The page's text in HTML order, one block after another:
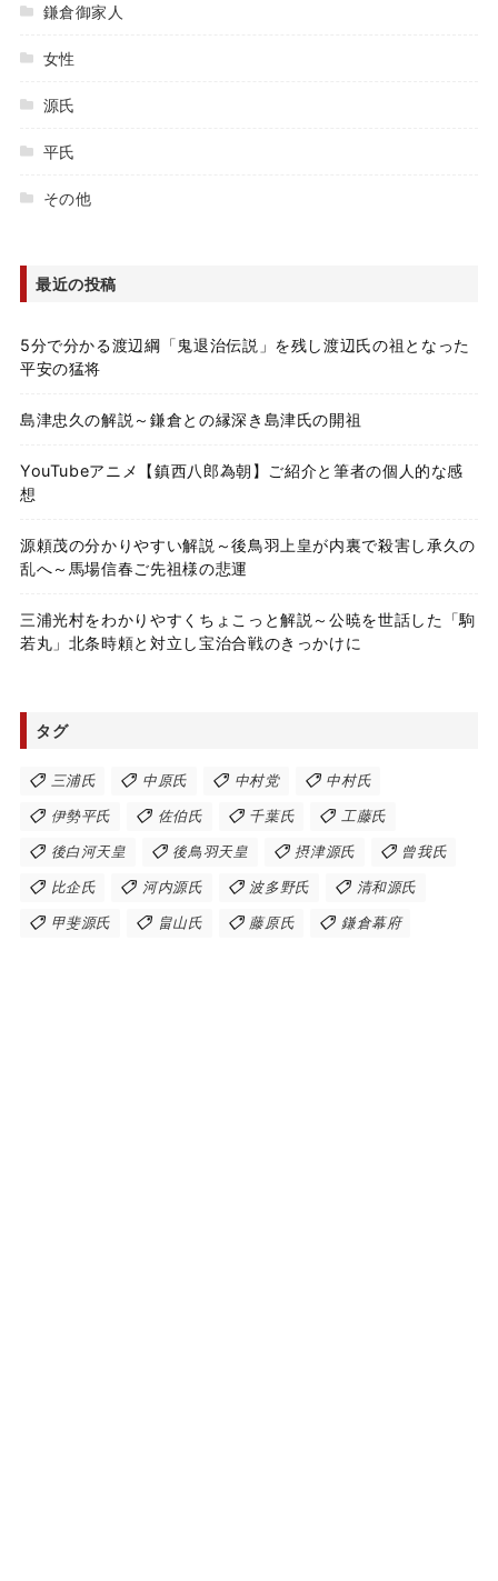
鎌倉御家人
女性
源氏
平氏
その他
最近の投稿
5分で分かる渡辺綱「鬼退治伝説」を残し渡辺氏の祖となった
平安の猛将
島津忠久の解説～鎌倉との縁深き島津氏の開祖
YouTubeアニメ【鎮西八郎為朝】ご紹介と筆者の個人的な感
想
源頼茂の分かりやすい解説～後鳥羽上皇が内裏で殺害し承久の
乱へ～馬場信春ご先祖様の悲運
三浦光村をわかりやすくちょこっと解説～公暁を世話した「駒
若丸」北条時頼と対立し宝治合戦のきっかけに
タグ
三浦氏 中原氏 中村党 中村氏
伊勢平氏 佐伯氏 千葉氏 工藤氏
後白河天皇 後鳥羽天皇 摂津源氏 曾我氏
比企氏 河内源氏 波多野氏 清和源氏
甲斐源氏 畠山氏 藤原氏 鎌倉幕府